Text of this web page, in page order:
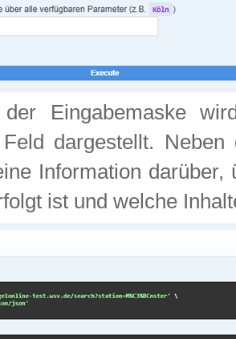
der Eingabemaske
dargestellt.
Information
ist und welche